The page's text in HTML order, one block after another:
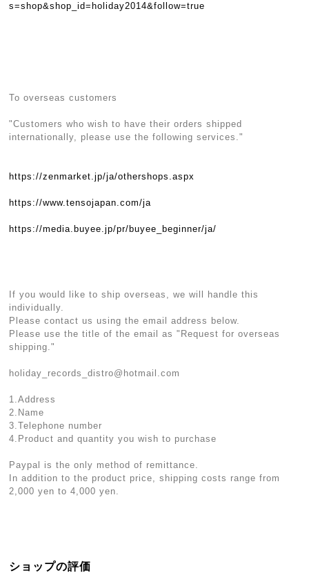
s=shop&shop_id=holiday2014&follow=true
To overseas customers
"Customers who wish to have their orders shipped
internationally, please use the following services."
https://zenmarket.jp/ja/othershops.aspx
https://www.tensojapan.com/ja
https://media.buyee.jp/pr/buyee_beginner/ja/
If you would like to ship overseas, we will handle this
individually.
Please contact us using the email address below.
Please use the title of the email as "Request for overseas
shipping."
holiday_records_distro@hotmail.com
1.Address
2.Name
3.Telephone number
4.Product and quantity you wish to purchase
Paypal is the only method of remittance.
In addition to the product price, shipping costs range from
2,000 yen to 4,000 yen.
ショップの評価